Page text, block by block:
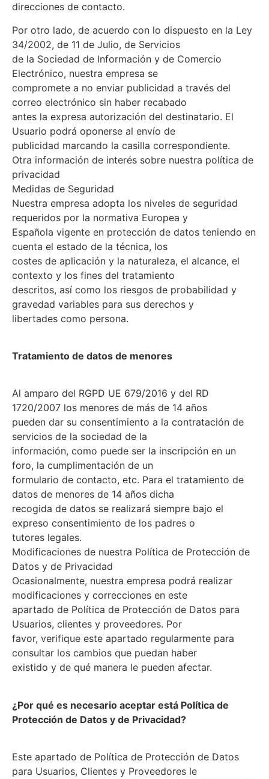
direcciones de contacto.
Por otro lado, de acuerdo con lo dispuesto en la Ley
34/2002, de 11 de Julio, de Servicios
de la Sociedad de Información y de Comercio
Electrónico, nuestra empresa se
compromete a no enviar publicidad a través del
correo electrónico sin haber recabado
antes la expresa autorización del destinatario. El
Usuario podrá oponerse al envío de
publicidad marcando la casilla correspondiente.
Otra información de interés sobre nuestra política de
privacidad
Medidas de Seguridad
Nuestra empresa adopta los niveles de seguridad
requeridos por la normativa Europea y
Española vigente en protección de datos teniendo en
cuenta el estado de la técnica, los
costes de aplicación y la naturaleza, el alcance, el
contexto y los fines del tratamiento
descritos, así como los riesgos de probabilidad y
gravedad variables para sus derechos y
libertades como persona.
Tratamiento de datos de menores
Al amparo del RGPD UE 679/2016 y del RD
1720/2007 los menores de más de 14 años
pueden dar su consentimiento a la contratación de
servicios de la sociedad de la
información, como puede ser la inscripción en un
foro, la cumplimentación de un
formulario de contacto, etc. Para el tratamiento de
datos de menores de 14 años dicha
recogida de datos se realizará siempre bajo el
expreso consentimiento de los padres o
tutores legales.
Modificaciones de nuestra Política de Protección de
Datos y de Privacidad
Ocasionalmente, nuestra empresa podrá realizar
modificaciones y correcciones en este
apartado de Política de Protección de Datos para
Usuarios, clientes y proveedores. Por
favor, verifique este apartado regularmente para
consultar los cambios que puedan haber
existido y de qué manera le pueden afectar.
¿Por qué es necesario aceptar está Política de
Protección de Datos y de Privacidad?
Este apartado de Política de Protección de Datos
para Usuarios, Clientes y Proveedores le